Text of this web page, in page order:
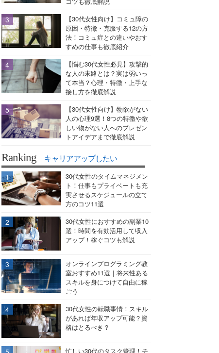
【30代女性向け】コミュ障の
原因・特徴・克服する12の方
法！コミュ症との違いやおす
すめの仕事も徹底紹介
【悩む30代女性必見】攻撃的
な人の末路とは？実は弱いっ
て本当？心理・特徴・上手な
接し方を徹底解説
【30代女性向け】物欲がない
人の心理9選！8つの特徴や欲
しい物がない人へのプレゼン
トアイデアまで徹底解説
Ranking キャリアアップしたい
30代女性のタイムマネジメン
ト！仕事もプライベートも充
実させるスケジュールの立て
方のコツ11選
30代女性におすすめの副業10
選！時間を有効活用して収入
アップ！稼ぐコツも解説
オンラインプログラミング教
室おすすめ11選｜将来性ある
スキルを身につけて自由に稼
ごう
30代女性の転職事情！スキル
があれば年収アップ可能？資
格はとるべき？
忙しい30代のタスク管理！チ